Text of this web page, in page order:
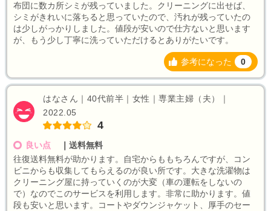
布団に数カ所シミが残っていました。クリーニングに出せば、
シミがきれいに落ちると思っていたので、汚れが残っていたの
は少しがっかりしました。値段が安いので仕方ないと思います
が、もう少し丁寧に洗っていただけるとありがたいです。
参考になった 0
はなさん｜40代前半｜女性｜専業主婦（夫）｜
2022.05
4
良い点
送料無料
往復送料無料が助かります。自宅からももちろんですが、コン
ビニからも収集してもらえるのが良い所です。大きな洗濯物は
クリーニング屋に持っていくのが大変（車の運転をしないの
で）なのでこのサービスを利用します。非常に助かります。値
段も安いと思います。コートやダウンジャケット、厚手のセー